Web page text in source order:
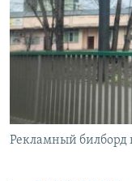
Рекламный билборд